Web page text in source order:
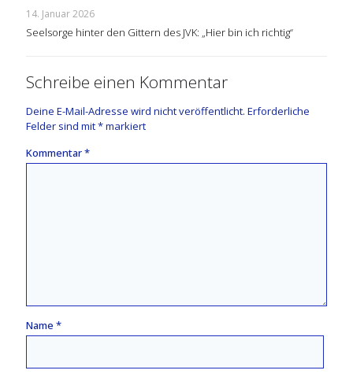
14. Januar 2026
Seelsorge hinter den Gittern des JVK: „Hier bin ich richtig“
Schreibe einen Kommentar
Deine E-Mail-Adresse wird nicht veröffentlicht. Erforderliche
Felder sind mit*markiert
Kommentar*
Name *